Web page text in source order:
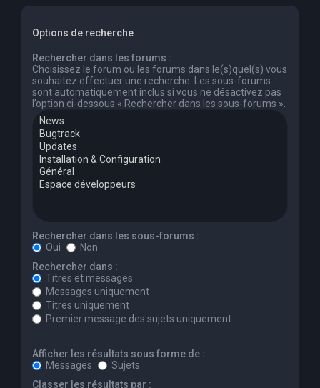
Options de recherche
Rechercher dans les forums :
Choisissez le forum ou les forums dans le(s)quel(s) vous
souhaitez effectuer une recherche. Les sous-forums
sont automatiquement inclus si vous ne désactivez pas
l’option ci-dessous « Rechercher dans les sous-forums ».
Rechercher dans les sous-forums :
Oui
Non
Rechercher dans :
Titres et messages
Messages uniquement
Titres uniquement
Premier message des sujets uniquement
Afficher les résultats sous forme de :
Messages
Sujets
Classer les résultats par :